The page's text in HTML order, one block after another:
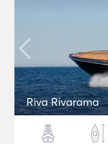
Riva Rivarama